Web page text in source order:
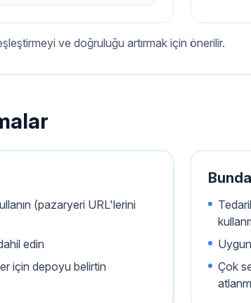
ve doğruluğu artırmak için önerilir.
(pazaryeri URL'lerini
edin
için depoyu belirtin
Çok